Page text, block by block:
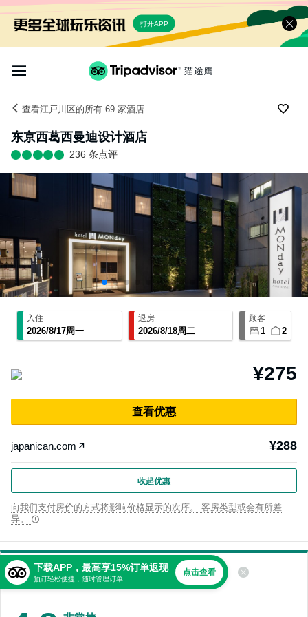
打开APP
查看江戸川区的所有 69 家酒店
东京西葛西曼迪设计酒店
236 条点评
¥275
查⁠看优⁠惠
japanican.com ¥288
收起优惠
向我们支付房价的方式将影响价格显示的次序。 客房类型或会有所差
异。
入住
2026/8/17周一
退房
2026/8/18周二
顾客
1 2
关于下载APP，最高享15%订单返现
预订轻松便捷，随时管理订单
点击查看